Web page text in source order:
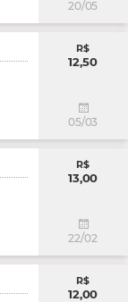
20/05
R$
12,50
05/03
R$
13,00
22/02
R$
12,00